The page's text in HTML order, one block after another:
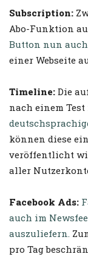
Subscription:
Abo-Funktion
Button nun auch
einer Webseite
Timeline: Die
nach einem
können diese
veröffentlicht
aller
Facebook Ads:
auch im
auszuliefern.
pro Tag